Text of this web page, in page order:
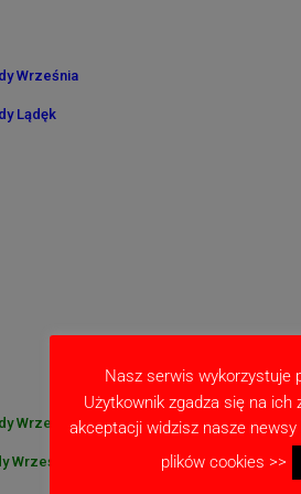
Września
Lądęk
Września I
Września II
Nasz serwis wykorzystuje
Użytkownik zgadza się na ich
akceptacji widzisz nasze
plików cookies >>